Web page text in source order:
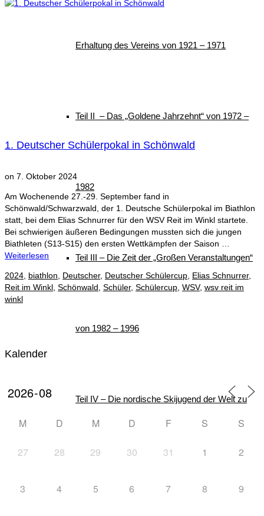
Erhaltung des Vereins von 1921 – 1971
Teil II – Das „Goldene Jahrzehnt“ von 1972 –
1982
Teil III – Die Zeit der „Großen Veranstaltungen“
von 1982 – 1996
Teil IV – Die nordische Skijugend der Welt zu
1. Deutscher Schülerpokal in Schönwald
on 7. Oktober 2024
Am Wochenende 27.-29. September fand in
Schönwald/Schwarzwald, der 1. Deutsche Schülerpokal im Biathlon
statt, bei dem Elias Schnurrer für den WSV Reit im Winkl startete.
Bei schwierigen äußeren Bedingungen mussten sich die jungen
Biathleten (S13-S15) den ersten Wettkämpfen der Saison …
Weiterlesen
2024 biathlon Deutscher, Deutscher Schülercup Elias Schnurrer,
Reit im Winkl Schönwald Schüler, Schülercup WSV, wsv reit im
winkl
Kalender
M D M D F S S
27 28 29 30 31 1 2
3 4 5 6 7 8 9